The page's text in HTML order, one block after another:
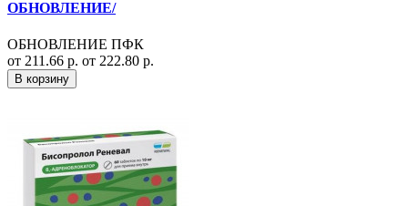
ОБНОВЛЕНИЕ/
ОБНОВЛЕНИЕ ПФК
от 211.66 р. от 222.80 р.
В корзину